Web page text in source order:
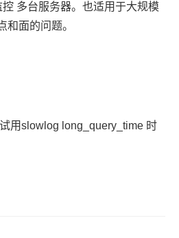
多台服务器。也适用于大规模
和面的问题。
用slowlog long_query_time 时